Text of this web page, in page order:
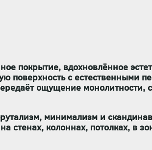
покрытие, вдохновлённое
поверхность с естественными
ощущение
минимализм и
стенах, колоннах, потолках, в